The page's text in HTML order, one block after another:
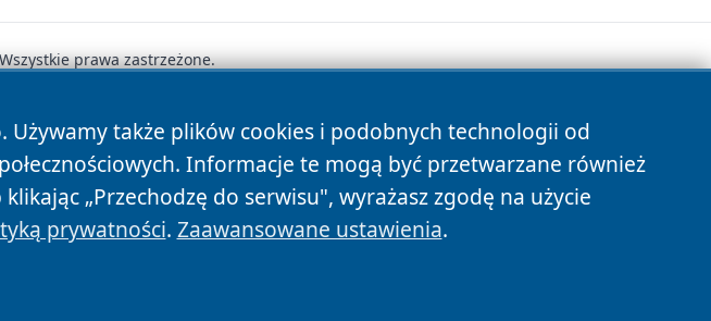
Używamy także plików cookies i podobnych technologii od
Informacje te mogą być przetwarzane również
„Przechodzę do serwisu", wyrażasz zgodę na użycie
prywatności. Zaawansowane ustawienia.
prawa zastrzeżone.
Polityka Cookies